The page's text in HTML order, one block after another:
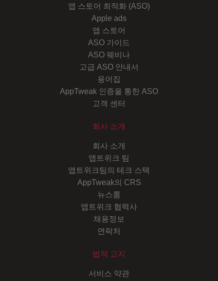
앱 스토어 최적화 (ASO)
Apple ads
앱 스토어
ASO 가이드
ASO 웨비나
고급 ASO 안내서
용어집
AppTweak 인증을 통한 ASO
고객 센터
회사 소개
회사 소개
앱트위크 팀
앱트위크팀의 테크 스택
AppTweak의 CRS
뉴스룸
앱트위크 협력사
채용정보
연락처
법적 고지
서비스 약관